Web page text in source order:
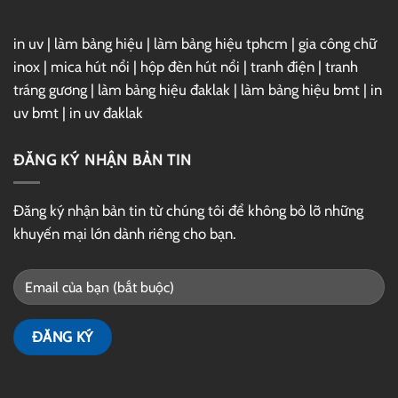
in uv | làm bảng hiệu | làm bảng hiệu tphcm | gia công chữ
inox | mica hút nổi | hộp đèn hút nổi | tranh điện | tranh
tráng gương | làm bảng hiệu đaklak | làm bảng hiệu bmt | in
uv bmt | in uv đaklak
ĐĂNG KÝ NHẬN BẢN TIN
Đăng ký nhận bản tin từ chúng tôi để không bỏ lỡ những
khuyến mại lớn dành riêng cho bạn.